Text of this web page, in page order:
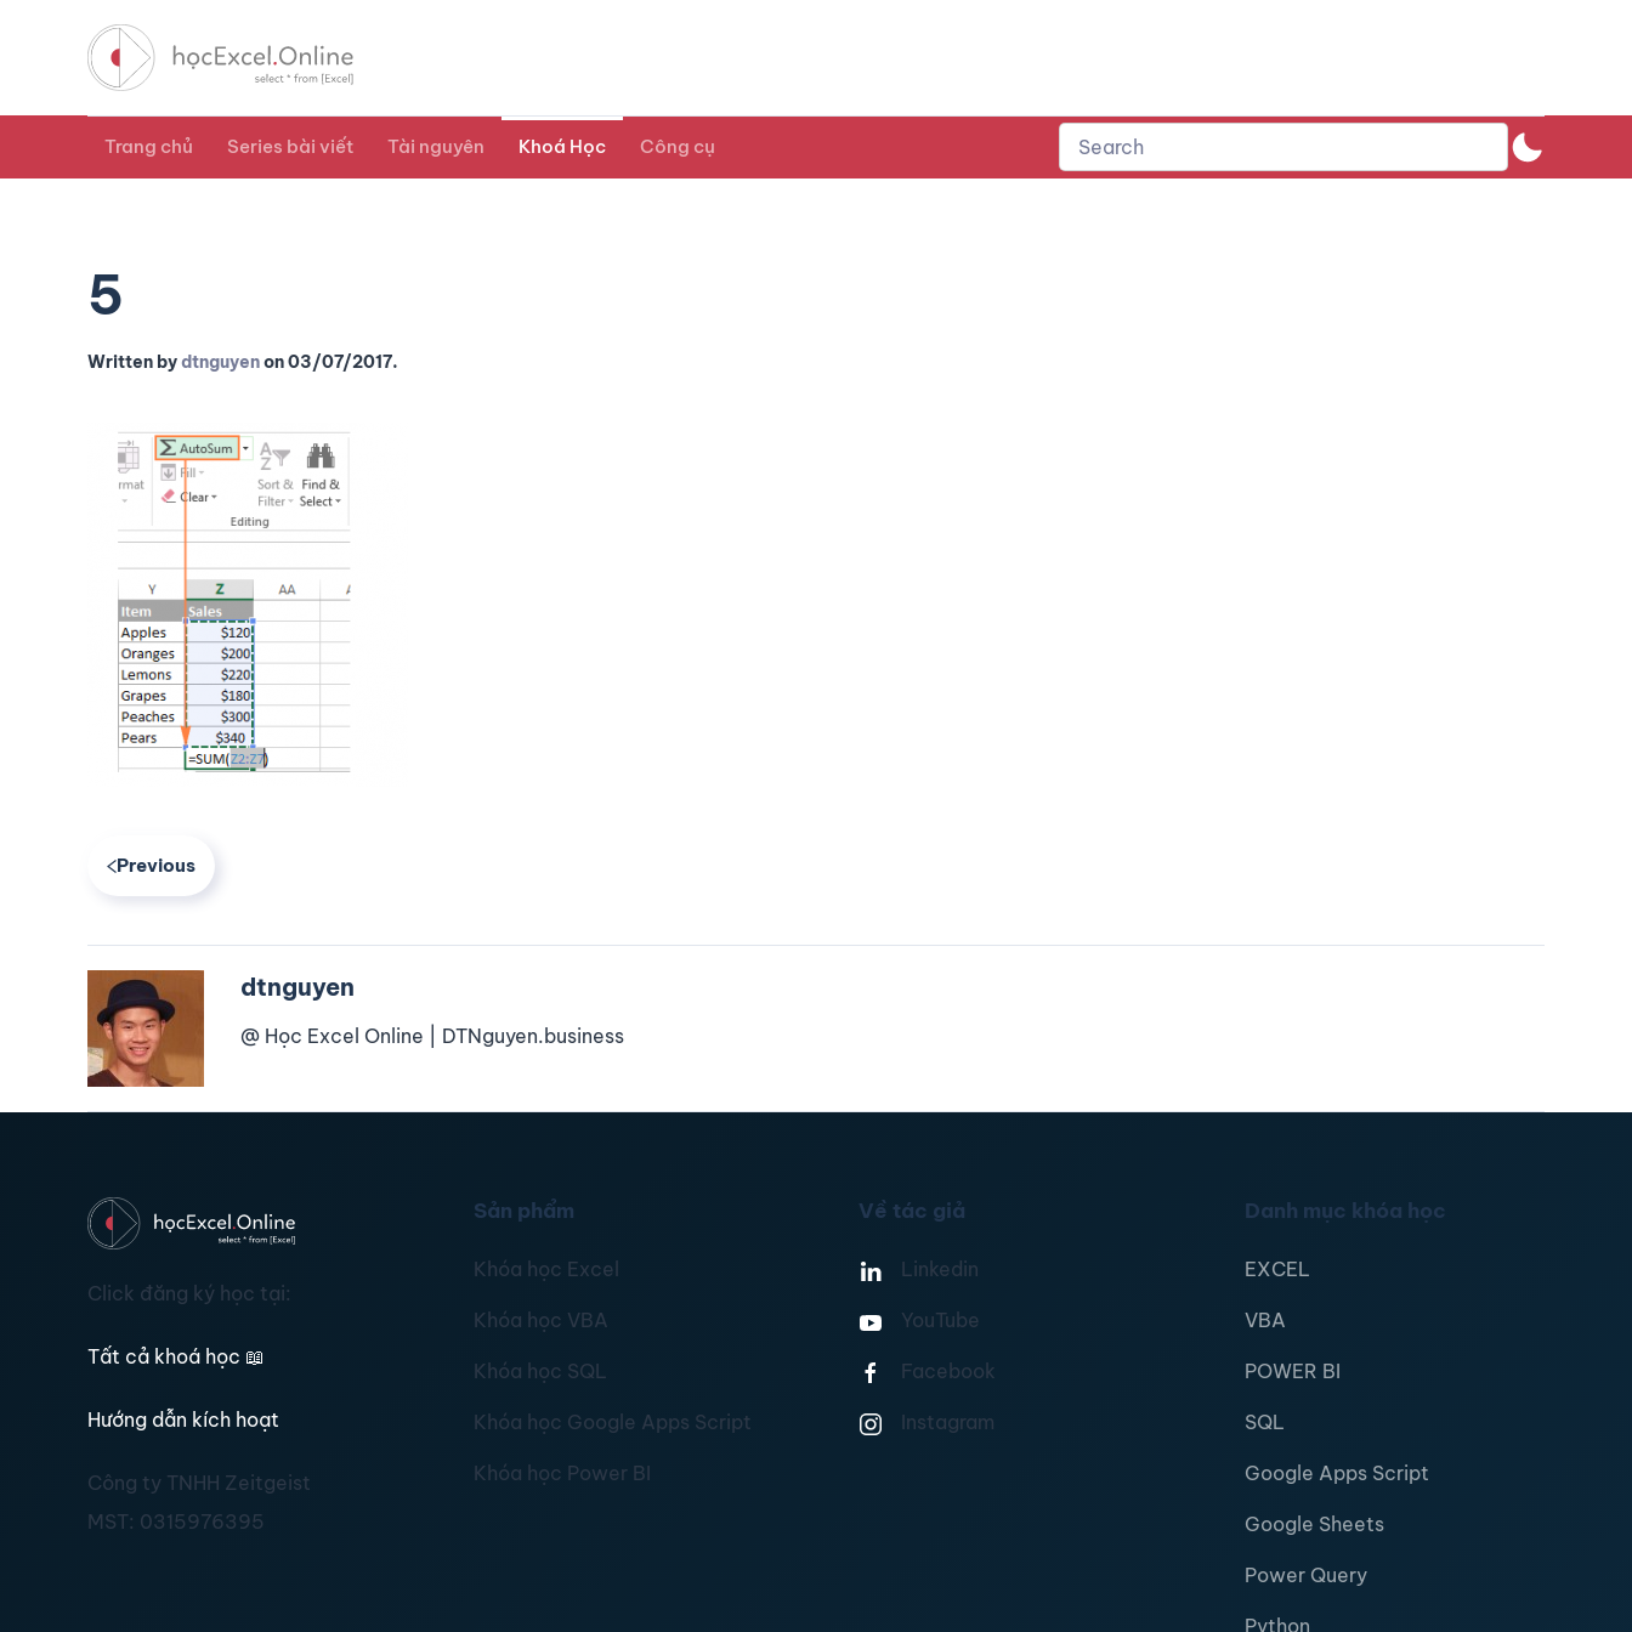
Trang chủ Series bài viết Tài nguyên Khoá Học Công cụ
5
Written bydtnguyenon03/07/2017.
Previous
dtnguyen
@ Học Excel Online | DTNguyen.business
Click đăng ký học tại:
Tất cả khoá học 📖
Hướng dẫn kích hoạt
Công ty TNHH Zeitgeist
MST: 0315976395
Sản phẩm
Khóa học Excel
Khóa học VBA
Khóa học SQL
Khóa học Google Apps Script
Khóa học Power BI
Về tác giả
Linkedin
YouTube
Facebook
Instagram
Danh mục khóa học
EXCEL
VBA
POWER BI
SQL
Google Apps Script
Google Sheets
Power Query
Python